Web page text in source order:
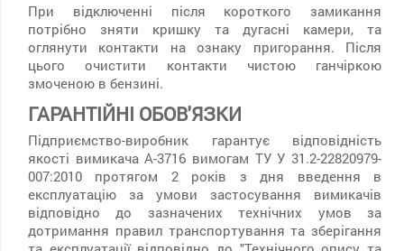
При відключенні після короткого замикання
потрібно зняти кришку та дугасні камери, та
оглянути контакти на ознаку пригорання. Після
цього очистити контакти чистою ганчіркою
змоченою в бензині.
ГАРАНТІЙНІ ОБОВ'ЯЗКИ
Підприємство-виробник гарантує відповідність
якості вимикача А-3716 вимогам ТУ У 31.2-22820979-
007:2010 протягом 2 років з дня введення в
експлуатацію за умови застосування вимикачів
відповідно до зазначених технічних умов за
дотримання правил транспортування та зберігання